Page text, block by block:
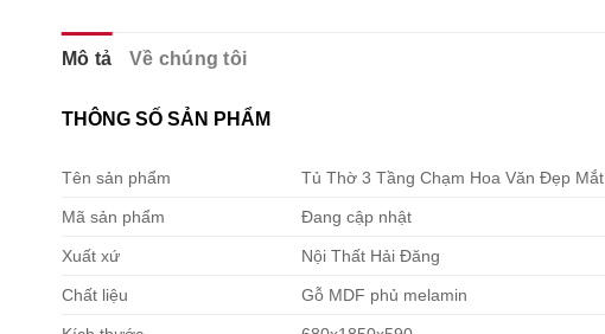
Mô tả Về chúng tôi
THÔNG SỐ SẢN PHẨM
Tên sản phẩm Tủ Thờ 3 Tầng Chạm Hoa Văn Đẹp Mắt
Mã sản phẩm Đang cập nhật
Xuất xứ Nội Thất Hải Đăng
Chất liệu Gỗ MDF phủ melamin